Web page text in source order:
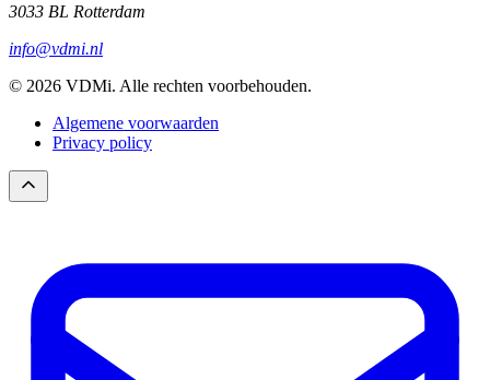
3033 BL Rotterdam
info@vdmi.nl
© 2026 VDMi. Alle rechten voorbehouden.
Algemene voorwaarden
Privacy policy